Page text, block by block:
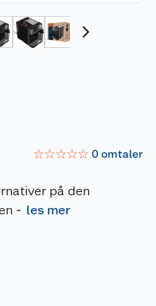
☆☆☆☆☆ 0omtaler
på den
- les mer